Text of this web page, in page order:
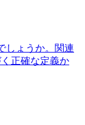
しょうか。関連
正確な定義か